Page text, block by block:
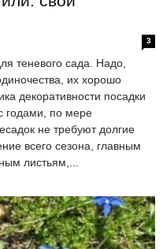
3
теневого сада. Надо,
их хорошо
декоративности посадки
годами, по мере
не требуют долгие
всего сезона, главным
листьям,...